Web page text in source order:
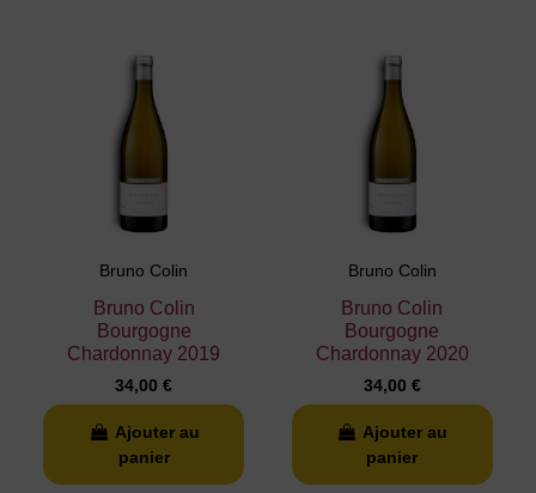
Bruno Colin
Bruno Colin
Bourgogne
Chardonnay 2019
34,00 €
Ajouter au
panier
Bruno Colin
Bruno Colin
Bourgogne
Chardonnay 2020
34,00 €
Ajouter au
panier